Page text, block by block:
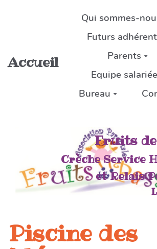
Aller au contenu principal
Accueil
Qui sommes-
Futurs
Parents
Equipe salariée
Bureau
Fruits
Crèche Service
et Relais
Piscine des